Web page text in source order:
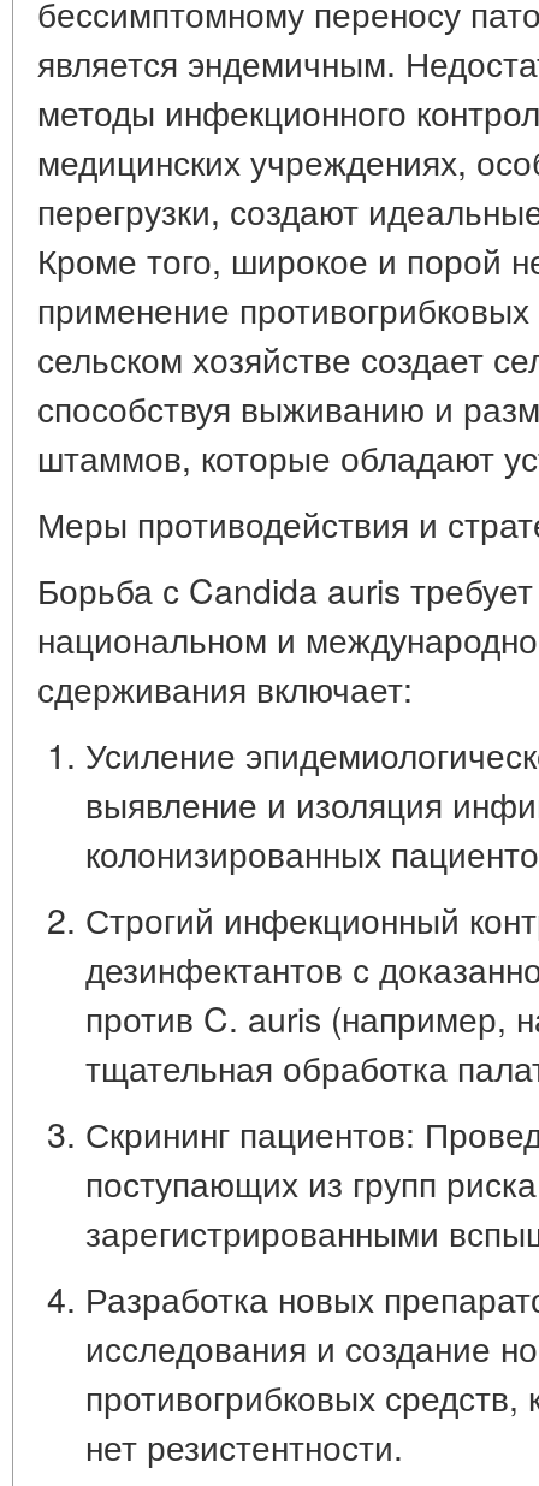
бессимптомному переносу
является эндемичным.
методы инфекционного
медицинских учреждениях,
перегрузки, создают
Кроме того, широкое и порой
применение
сельском хозяйстве создает
способствуя выживанию и
штаммов, которые обладают
Меры противодействия и
Борьба с Candida auris
национальном и
сдерживания включает:
Усиление
выявление и изоляция
колонизированных
Строгий инфекционный
дезинфектантов с
против C. auris (например,
тщательная обработка
Скрининг пациентов:
поступающих из групп
зарегистрированными
Разработка новых
исследования и создание
противогрибковых
нет резистентности.